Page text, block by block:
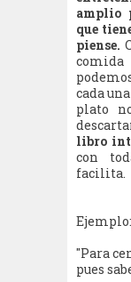
amplio
que
piense.
cada
plato
libro
con
facilita.
Ejemplo:
"Para
pues